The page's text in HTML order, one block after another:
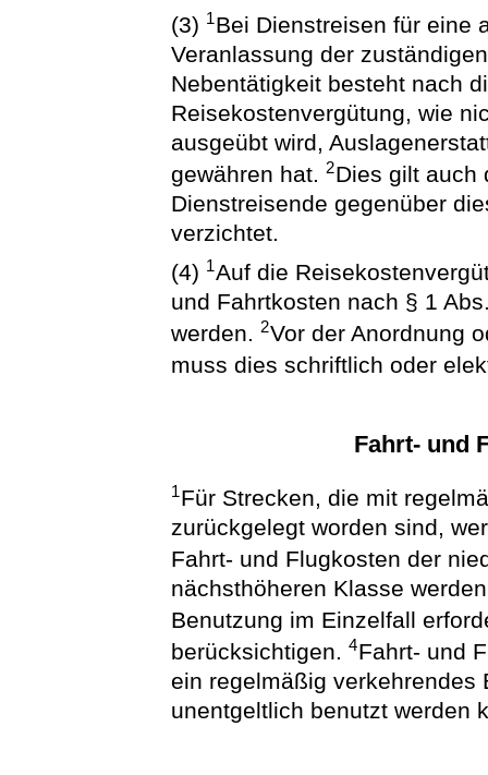
(3) 1Bei Dienstreisen für eine
Veranlassung der
Nebentätigkeit besteht nach
Reisekostenvergütung, wie
ausgeübt wird,
gewähren hat.2Dies gilt auch
Dienstreisende gegenüber
verzichtet.
(4) 1Auf die
und Fahrtkosten nach § 1
werden.2Vor der Anordnung
muss dies schriftlich oder
Fahrt- und
1Für Strecken, die mit
zurückgelegt worden sind,
Fahrt- und Flugkosten der
nächsthöheren Klasse
Benutzung im Einzelfall
berücksichtigen.4Fahrt- und
ein regelmäßig verkehrendes
unentgeltlich benutzt werden